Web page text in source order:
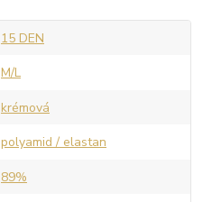
15 DEN
M/L
krémová
polyamid / elastan
89%